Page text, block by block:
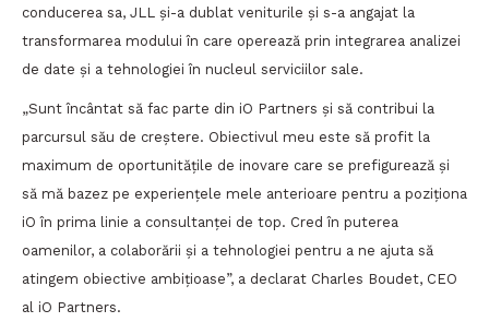
conducerea sa, JLL și-a dublat veniturile și s-a angajat la
transformarea modului în care operează prin integrarea analizei
de date și a tehnologiei în nucleul serviciilor sale.
„Sunt încântat să fac parte din iO Partners și să contribui la
parcursul său de creștere. Obiectivul meu este să profit la
maximum de oportunitățile de inovare care se prefigurează și
să mă bazez pe experiențele mele anterioare pentru a poziționa
iO în prima linie a consultanței de top. Cred în puterea
oamenilor, a colaborării și a tehnologiei pentru a ne ajuta să
atingem obiective ambițioase”, a declarat Charles Boudet, CEO
al iO Partners.